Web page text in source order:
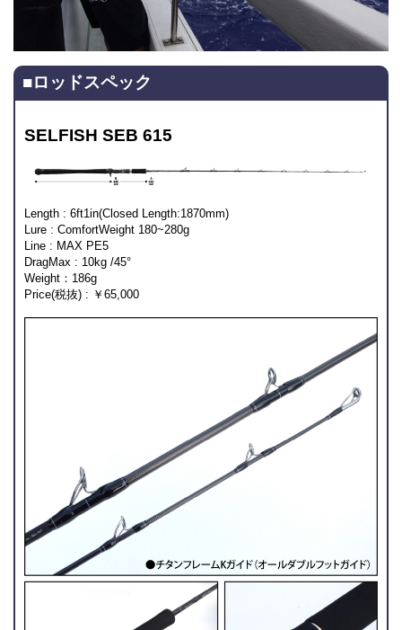
■ロッドスペック
SELFISH SEB 615
Length : 6ft1in(Closed Length:1870mm)
Lure : ComfortWeight 180~280g
Line : MAX PE5
DragMax : 10kg /45°
Weight：186g
Price(税抜) : ￥65,000